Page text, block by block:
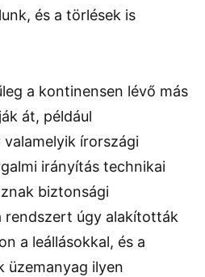
és a törlések is
a kontinensen lévő más
át, például
írországi
irányítás technikai
biztonsági
rendszert úgy alakították
a leállásokkal, és a
üzemanyag ilyen